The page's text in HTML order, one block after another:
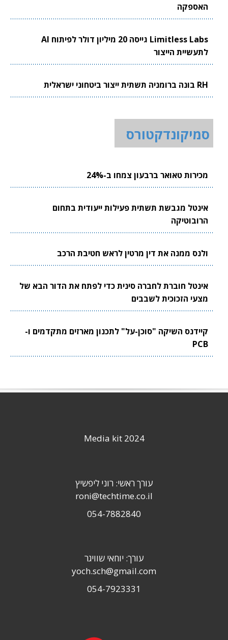
האספקה
Limitless Labs גייסה 20 מיליון דולר לפיתוח AI
לתעשיית הייצור
RH בונה ברומניה תשתית ייצור ביטחוני ישראלית
סמיקונדקטורס
מכירות טאואר ברבעון צמחו ב-24%
אינטל מגבשת תשתית פעילות ייעודית בתחום
הרובוטיקה
ולנס ממנה את דין מרטין לראש חטיבת הרכב
אינטל חוברת לחברה סינית כדי לפתח את הדור הבא של
מצעי הזכוכית לשבבים
קיידנס השיקה "סוכן-על" לתכנון מארזים מתקדמים ו-
PCB
Media kit 2024
עורך ראשי: רוני ליפשיץ
roni@techtime.co.il
054-7882840
עורך: יוחאי שוויגר
yoch.sch@gmail.com
054-7923331